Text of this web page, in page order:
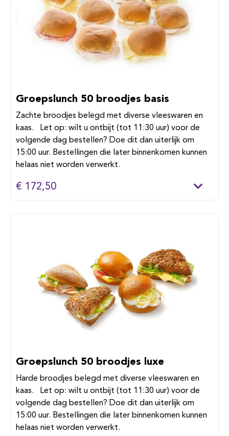
Groepslunch 50 broodjes basis
Zachte broodjes belegd met diverse vleeswaren en
kaas. Let op: wilt u ontbijt (tot 11:30 uur) voor de
volgende dag bestellen? Doe dit dan uiterlijk om
15:00 uur. Bestellingen die later binnenkomen kunnen
helaas niet worden verwerkt.
€ 172,50
Groepslunch 50 broodjes luxe
Harde broodjes belegd met diverse vleeswaren en
kaas. Let op: wilt u ontbijt (tot 11:30 uur) voor de
volgende dag bestellen? Doe dit dan uiterlijk om
15:00 uur. Bestellingen die later binnenkomen kunnen
helaas niet worden verwerkt.